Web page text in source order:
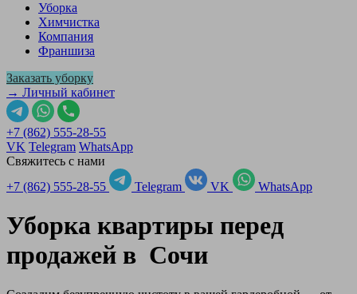
Уборка
Химчистка
Компания
Франшиза
Заказать уборку
→ Личный кабинет
+7 (862) 555-28-55
VK Telegram WhatsApp
Свяжитесь с нами
+7 (862) 555-28-55
Telegram VK WhatsApp
Уборка квартиры перед
продажей в Сочи